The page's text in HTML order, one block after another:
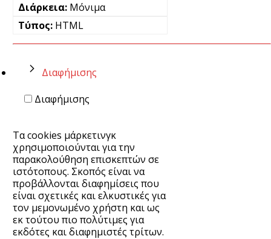
Μόνιμα
HTML
Διαφήμισης
Διαφήμισης
Τα cookies μάρκετινγκ
χρησιμοποιούνται για την
παρακολούθηση επισκεπτών σε
ιστότοπους. Σκοπός είναι να
προβάλλονται διαφημίσεις που
είναι σχετικές και ελκυστικές για
τον μεμονωμένο χρήστη και ως
εκ τούτου πιο πολύτιμες για
εκδότες και διαφημιστές τρίτων.